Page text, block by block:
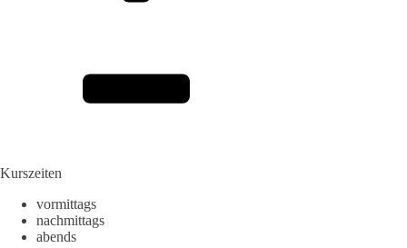
Kurszeiten
vormittags
nachmittags
abends